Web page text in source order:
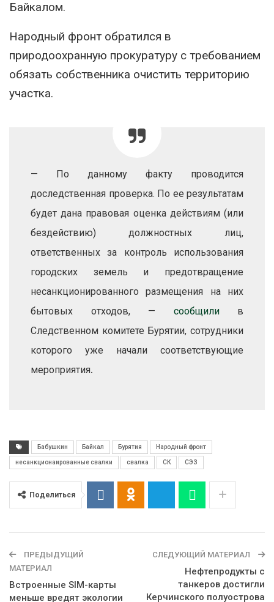
Байкалом.
Народный фронт обратился в
природоохранную прокуратуру с требованием
обязать собственника очистить территорию
участка.
— По данному факту проводится
доследственная проверка. По ее результатам
будет дана правовая оценка действиям (или
бездействию) должностных лиц,
ответственных за контроль использования
городских земель и предотвращение
несанкционированного размещения на них
бытовых отходов, — сообщилив
Следственном комитете Бурятии, сотрудники
которого уже начали соответствующие
мероприятия.
Бабушкин Байкал Бурятия Народный фронт
несанкционаированные свалки свалка СК СЭЗ
Поделиться
ПРЕДЫДУЩИЙ
МАТЕРИАЛ
Встроенные SIM-карты
меньше вредят экологии
СЛЕДУЮЩИЙ МАТЕРИАЛ
Нефтепродукты с
танкеров достигли
Керчинского полуострова